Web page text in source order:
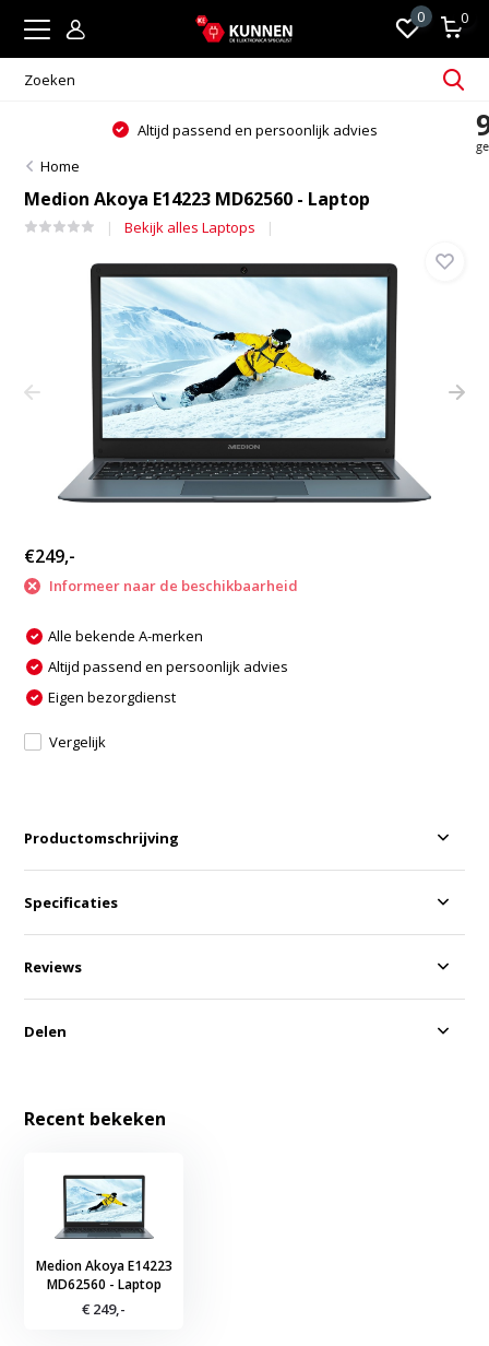
0 0
Altijd passend en persoonlijk advies
Home
Medion Akoya E14223 MD62560 - Laptop
Bekijk alles Laptops
€249,-
Informeer naar de beschikbaarheid
Alle bekende A-merken
Altijd passend en persoonlijk advies
Eigen bezorgdienst
Vergelijk
Productomschrijving
Specificaties
Reviews
Delen
Recent bekeken
Medion Akoya E14223
MD62560 - Laptop
€ 249,-